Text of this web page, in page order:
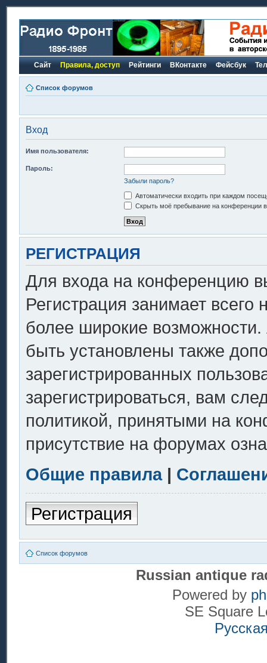
Сайт Правила, доступ Рейтинги ВКонтакте Фейсбук
Список форумов
Вход
Имя пользователя:
Пароль:
Забыли пароль?
Автоматически входить при каждом
Скрыть моё пребывание на конференции в
РЕГИСТРАЦИЯ
Для входа на конференцию
Регистрация занимает всего
более широкие
быть установлены также
зарегистрированных
зарегистрироваться, вам
политикой, принятыми на
присутствие на форумах
Общие правила|
Регистрация
Список форумов
Russian antique
Powered by
SE Square